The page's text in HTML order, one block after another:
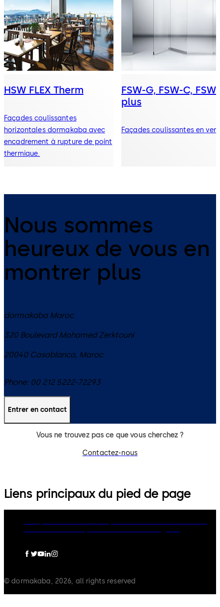
HSW FLEX Therm
Façades coulissantes
horizontales dormakaba avec
encadrement à rupture de point
thermique.
FSW-G, FSW-C,
plus
Façades coulissantes en
Nous sommes
heureux de vous en
montrer plus
dormakaba Maroc
320 Boulevard Mohamed Zerktouni
20040 Casablanca, Maroc
Phone: 00 212 5222-72293
Entrer en contact
Vous ne trouvez pas ce que vous cherchez ?
Contactez-nous
Liens principaux du pied de page
© dormakaba, 2026, all rights reserved